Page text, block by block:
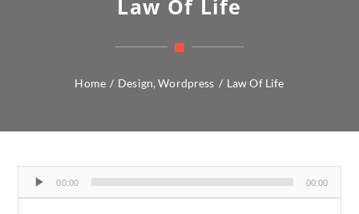
Law Of Life
Home / Design,Wordpress / Law Of Life
Audio
00:00 00:00